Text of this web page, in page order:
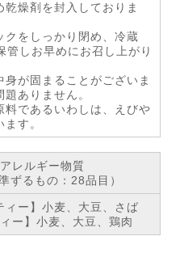
乾燥剤を封入しておりま
クをしっかり閉め、冷蔵
管しお早めにお召し上がり
身が固まることがございま
ありません。
料であるいわしは、えびや
す。
レルギー物質
ずるもの：28品目）
ィー】小麦、大豆、さば
ー】小麦、大豆、鶏肉